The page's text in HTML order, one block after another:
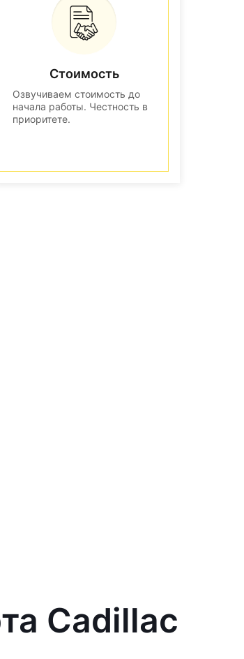
Стоимость
Озвучиваем стоимость до
начала работы. Честность в
приоритете.
Cadillac